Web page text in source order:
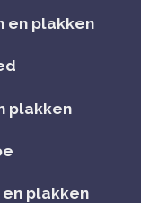
en plakken
plakken
en plakken